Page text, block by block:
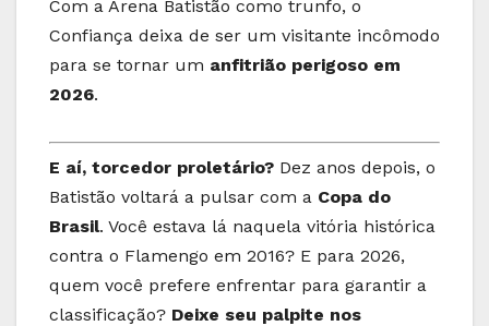
Com a Arena Batistão como trunfo, o
Confiança deixa de ser um visitante incômodo
para se tornar um anfitrião perigoso em
2026.
E aí, torcedor proletário? Dez anos depois, o
Batistão voltará a pulsar com a Copa do
Brasil. Você estava lá naquela vitória histórica
contra o Flamengo em 2016? E para 2026,
quem você prefere enfrentar para garantir a
classificação? Deixe seu palpite nos